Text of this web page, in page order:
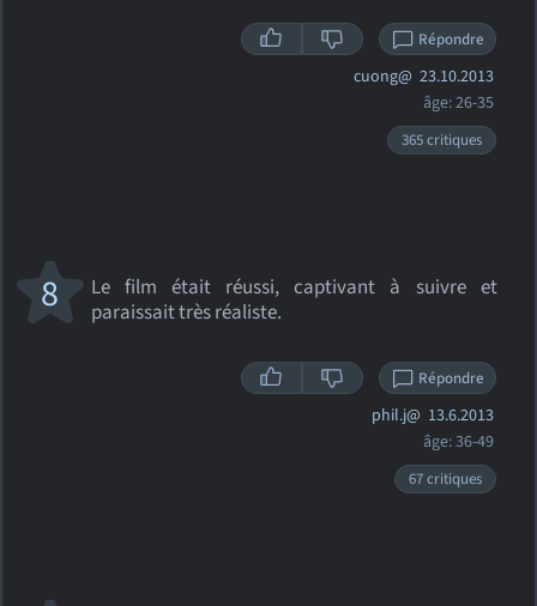
Répondre
cuong@ 23.10.2013
âge: 26-35
365 critiques
Le film était réussi, captivant à suivre et
paraissait très réaliste.
8
Répondre
phil.j@ 13.6.2013
âge: 36-49
67 critiques